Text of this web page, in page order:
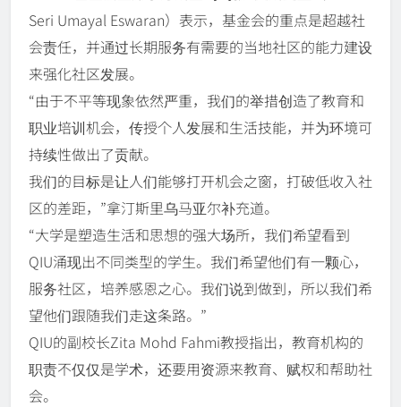
Seri Umayal Eswaran）表示，基金会的重点是超越社
会责任，并通过长期服务有需要的当地社区的能力建设
来强化社区发展。
“由于不平等现象依然严重，我们的举措创造了教育和
职业培训机会，传授个人发展和生活技能，并为环境可
持续性做出了贡献。
我们的目标是让人们能够打开机会之窗，打破低收入社
区的差距，”拿汀斯里乌马亚尔补充道。
“大学是塑造生活和思想的强大场所，我们希望看到
QIU涌现出不同类型的学生。我们希望他们有一颗心，
服务社区，培养感恩之心。我们说到做到，所以我们希
望他们跟随我们走这条路。”
QIU的副校长Zita Mohd Fahmi教授指出，教育机构的
职责不仅仅是学术，还要用资源来教育、赋权和帮助社
会。